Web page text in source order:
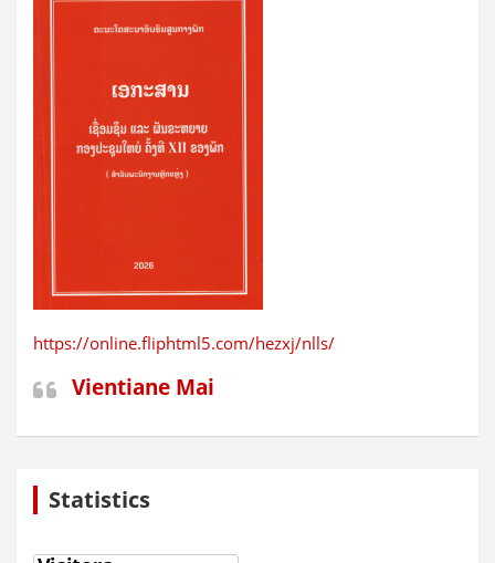
https://online.fliphtml5.com/hezxj/nlls/
Vientiane Mai
Statistics